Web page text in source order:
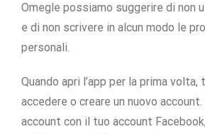
Omegle possiamo suggerire di non
e di non scrivere in alcun modo le
personali.
Quando apri l’app per la prima
accedere o creare un nuovo
account con il tuo account